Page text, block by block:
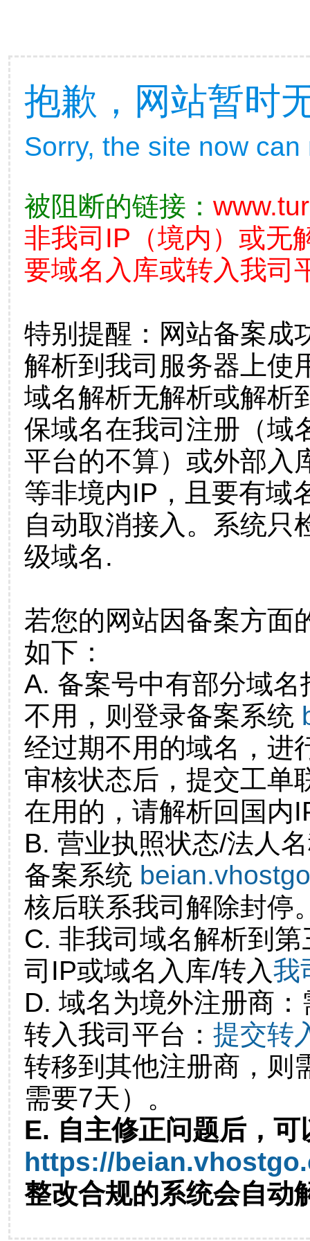
抱歉，网站暂时
Sorry, the site now
被阻断的链接：
非我司IP（境内）或无
要域名入库或转入我司
特别提醒：网站备案成
解析到我司服务器上使
域名解析无解析或解析
保域名在我司注册（域
平台的不算）或外部入
等非境内IP，且要有域
自动取消接入。系统只
级域名.
若您的网站因备案方面
如下：
A. 备案号中有部分域
不用，则登录备案系统
经过期不用的域名，进
审核状态后，提交工单
在用的，请解析回国内
B. 营业执照状态/法人
备案系统
核后联系我司解除封停
C. 非我司域名解析到
司IP或域名入库/转入我
D. 域名为境外注册商
转入我司平台： 提交转
转移到其他注册商，则
需要7天）。
E. 自主修正问题后，可
https://
整改合规的系统会自动